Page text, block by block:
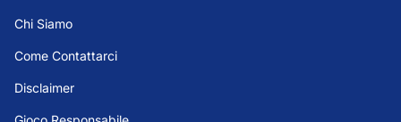
Chi Siamo
Come Contattarci
Disclaimer